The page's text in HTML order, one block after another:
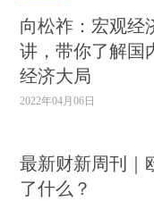
向松祚：宏观经
讲，带你了解国
经济大局
2022年04月06日
最新财新周刊｜
了什么？